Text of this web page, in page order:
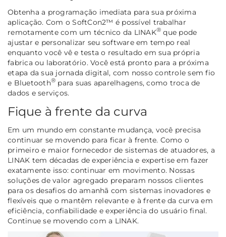
Obtenha a programação imediata para sua próxima
aplicação. Com o SoftCon2™ é possível trabalhar
remotamente com um técnico da LINAK® que pode
ajustar e personalizar seu software em tempo real
enquanto você vê e testa o resultado em sua própria
fabrica ou laboratório. Você está pronto para a próxima
etapa da sua jornada digital, com nosso controle sem fio
e Bluetooth® para suas aparelhagens, como troca de
dados e serviços.
Fique à frente da curva
Em um mundo em constante mudança, você precisa
continuar se movendo para ficar à frente. Como o
primeiro e maior fornecedor de sistemas de atuadores, a
LINAK tem décadas de experiência e expertise em fazer
exatamente isso: continuar em movimento. Nossas
soluções de valor agregado preparam nossos clientes
para os desafios do amanhã com sistemas inovadores e
flexíveis que o mantêm relevante e à frente da curva em
eficiência, confiabilidade e experiência do usuário final.
Continue se movendo com a LINAK.